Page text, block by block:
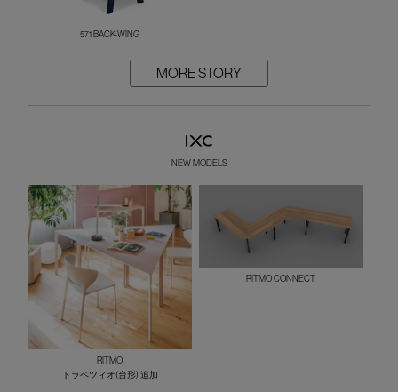
571 BACK-WING
MORE STORY
NEW MODELS
RITMO
トラペツィオ(台形) 追加
RITMO CONNECT